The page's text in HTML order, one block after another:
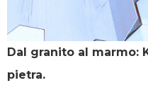
Dal granito al marmo:
pietra.